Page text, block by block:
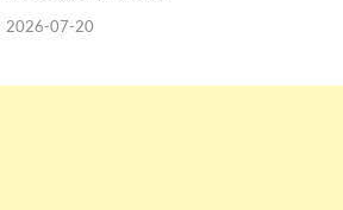
2026-07-20